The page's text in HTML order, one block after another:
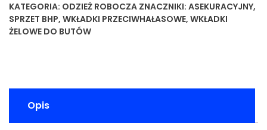
KATEGORIA: ODZIEŻ ROBOCZA ZNACZNIKI: ASEKURACYJNY,
SPRZET BHP, WKŁADKI PRZECIWHAŁASOWE, WKŁADKI
ŻELOWE DO BUTÓW
Opis